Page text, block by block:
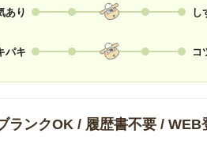
あり し
パキ コ
ランクOK / 履歴書不要 / WEB